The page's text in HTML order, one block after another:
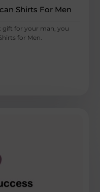
Shirts For Men
gift for your man, you
for Men.